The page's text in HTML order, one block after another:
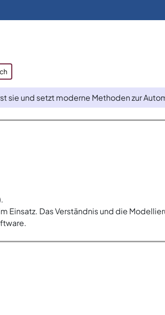
sie und setzt moderne Methoden zur
Einsatz. Das Verständnis und die